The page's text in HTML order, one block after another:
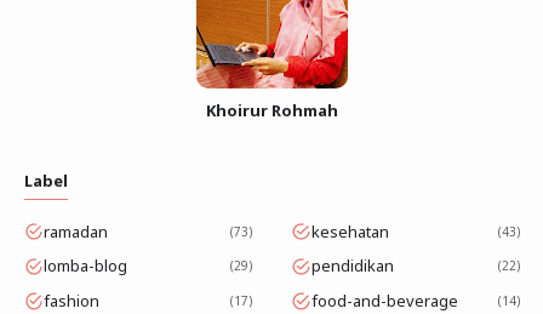
Khoirur Rohmah
Label
ramadan 73 kesehatan 43
lomba-blog 29 pendidikan 22
fashion 17 food-and-beverage 14